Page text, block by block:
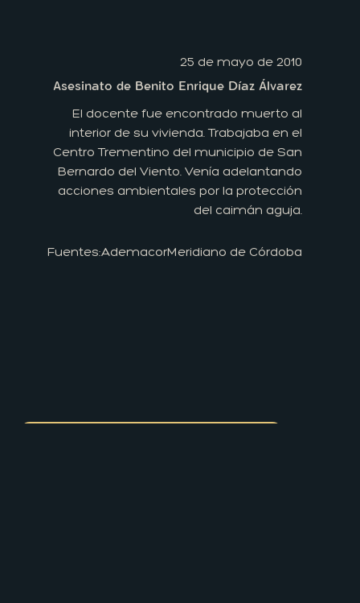
25 de mayo de 2010
Asesinato de Benito Enrique Díaz Álvarez
El docente fue encontrado muerto al
interior de su vivienda. Trabajaba en el
Centro Trementino del municipio de San
Bernardo del Viento. Venía adelantando
acciones ambientales por la protección
del caimán aguja.
Fuentes:AdemacorMeridiano de Córdoba